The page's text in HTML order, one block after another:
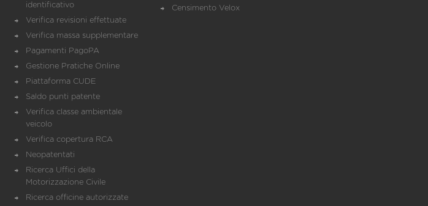
identificativo
Verifica revisioni effettuate
Verifica massa supplementare
Pagamenti PagoPA
Gestione Pratiche Online
Piattaforma CUDE
Saldo punti patente
Verifica classe ambientale
veicolo
Verifica copertura RCA
Neopatentati
Ricerca Uffici della
Motorizzazione Civile
Ricerca officine autorizzate
Censimento Velox